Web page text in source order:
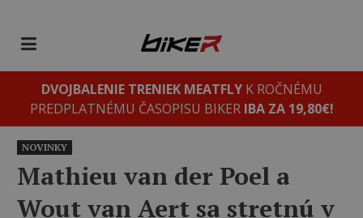
DVOJBALENIE TRENIEK MEATFLYK ROČNÉMU
PREDPLATNÉMU ČASOPISU BIKER IBA ZA 19,80€!
NOVINKY
Mathieu van der Poel a
Wout van Aert sa stretnú v